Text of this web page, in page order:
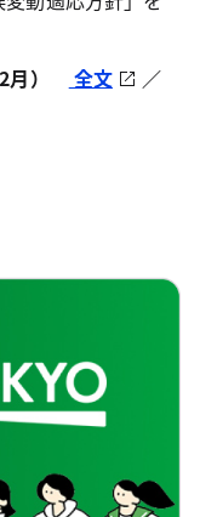
月）
全文
／